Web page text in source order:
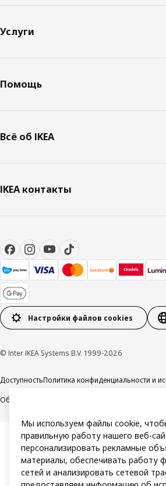
Услуги
Помощь
Всё об IKEA
IKEA контакты
Настройки файлов cookies
© Inter IKEA Systems B.V. 1999-2026
ДоступностьПолитика конфиденциальности и
Общие условия
Мы используем файлы cookie,
правильную работу нашего веб-
персонализировать рекламные
материалы, обеспечивать работу
сетей и анализировать сетевой